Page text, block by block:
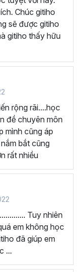
có các bài tập
dựa trên các
tối đa đến tính
các thủ thuật
muốn tỏa
nâng cao thông
công việc.
trên các công cụ
đẩy nhân được
làm việc lên
học viên sẽ có cơ
vào ĐĂNG
là xong.
đến tớikhóa học
hàng tuầnbạn hãy
285 để được
Chúc gitiho
sẽ được gitiho
gitiho thấy hữu
rộng rãi....học
đề chuyên môn
mình cũng áp
bắt cũng
rất nhiều
Tuy nhiên
em không học
đã giúp em
...